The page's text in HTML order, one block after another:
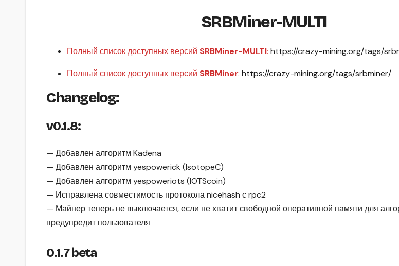
SRBMiner-MULTI
Полный список доступных версий SRBMiner-MULTI: https://crazy-mining.org/tags/
Полный список доступных версий SRBMiner: https://crazy-mining.org/tags/srbminer/
Changelog:
v0.1.8:
— Добавлен алгоритм Kadena
— Добавлен алгоритм yespowerick (IsotopeC)
— Добавлен алгоритм yespoweriots (IOTScoin)
— Исправлена совместимость протокола nicehash с rpc2
— Майнер теперь не выключается, если не хватит свободной оперативной памяти для
предупредит пользователя
0.1.7 beta